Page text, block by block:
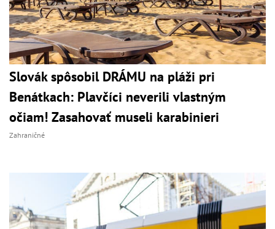
Slovák spôsobil DRÁMU na pláži pri
Benátkach: Plavčíci neverili vlastným
očiam! Zasahovať museli karabinieri
Zahraničné